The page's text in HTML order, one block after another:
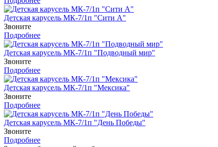
Детская карусель МК-7/1п "Сити A"
Звоните
Подробнее
Детская карусель МК-7/1п "Подводный мир"
Звоните
Подробнее
Детская карусель МК-7/1п "Мексика"
Звоните
Подробнее
Детская карусель МК-7/1п "День Победы"
Звоните
Подробнее